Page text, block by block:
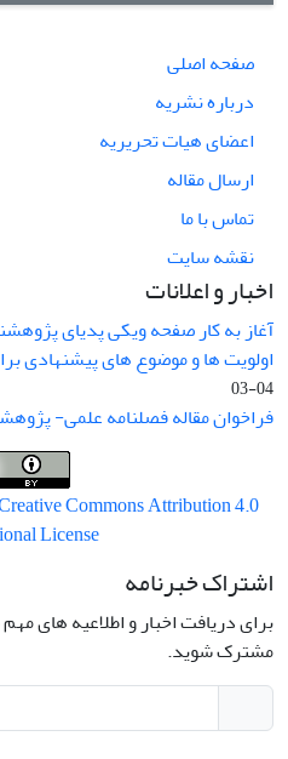
صفحه اصلی
درباره نشریه
اعضای هیات تحریریه
ارسال مقاله
تماس با ما
نقشه سایت
اخبار و اعلانات
آغاز به کار صفحه ویکی پدیای
اولویت ها و موضوع های پیشنهادی
04-03
فراخوان مقاله فصلنامه علمی-
Commons Attribution 4.0
License
اشتراک خبرنامه
برای دریافت اخبار و اطلاعیه های
مشترک شوید.